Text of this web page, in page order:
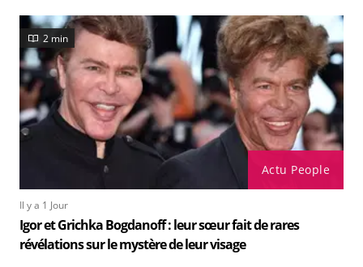
Actu People
2 min
Il y a 1 Jour
Igor et Grichka Bogdanoff : leur sœur fait de rares
révélations sur le mystère de leur visage